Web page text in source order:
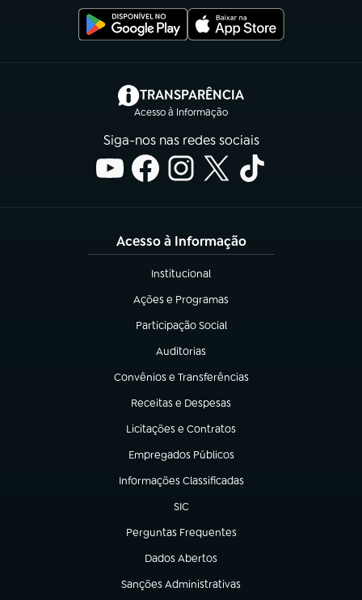
TRANSPARÊNCIA
Acesso à Informação
(abre em nova aba)
Siga-nos nas redes sociais
Acesso à Informação
Institucional
(abre em nova aba)
Ações e Programas
(abre em nova aba)
Participação Social
(abre em nova aba)
Auditorias
(abre em nova aba)
Convênios e Transferências
(abre em nova aba)
Receitas e Despesas
(abre em nova aba)
Licitações e Contratos
(abre em nova aba)
Empregados Públicos
(abre em nova aba)
Informações Classificadas
(abre em nova aba)
SIC
(abre em nova aba)
Perguntas Frequentes
(abre em nova aba)
Dados Abertos
(abre em nova aba)
Sanções Administrativas
(abre em nova aba)